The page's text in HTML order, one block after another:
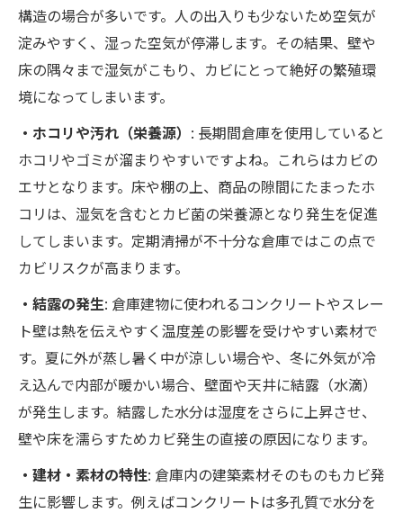
構造の場合が多いです。人の出入りも少ないため空気が
淀みやすく、湿った空気が停滞します。その結果、壁や
床の隅々まで湿気がこもり、カビにとって絶好の繁殖環
境になってしまいます。
・ホコリや汚れ（栄養源） : 長期間倉庫を使用していると
ホコリやゴミが溜まりやすいですよね。これらはカビの
エサとなります。床や棚の上、商品の隙間にたまったホ
コリは、湿気を含むとカビ菌の栄養源となり発生を促進
してしまいます。定期清掃が不十分な倉庫ではこの点で
カビリスクが高まります。
・結露の発生: 倉庫建物に使われるコンクリートやスレー
ト壁は熱を伝えやすく温度差の影響を受けやすい素材で
す。夏に外が蒸し暑く中が涼しい場合や、冬に外気が冷
え込んで内部が暖かい場合、壁面や天井に結露（水滴）
が発生します。結露した水分は湿度をさらに上昇させ、
壁や床を濡らすためカビ発生の直接の原因になります。
・建材・素材の特性: 倉庫内の建築素材そのものもカビ発
生に影響します。例えばコンクリートは多孔質で水分を